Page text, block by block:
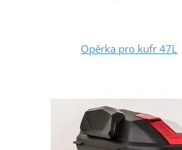
Opěrka pro kufr 47L